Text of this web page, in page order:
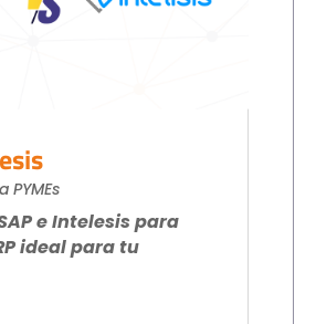
PYMEs
e Intelesis para
ideal para tu